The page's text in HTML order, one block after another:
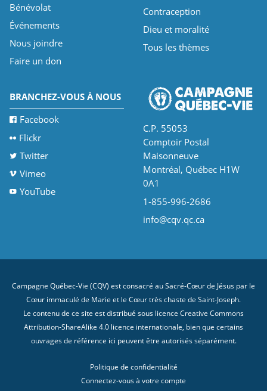
Bénévolat
Événements
Nous joindre
Faire un don
Contraception
Dieu et moralité
Tous les thèmes
BRANCHEZ-VOUS À NOUS
Facebook
Flickr
Twitter
Vimeo
YouTube
C.P. 55053
Comptoir Postal
Maisonneuve
Montréal, Québec H1W
0A1
1-855-996-2686
info@cqv.qc.ca
Campagne Québec-Vie (CQV) est consacré au Sacré-Cœur de Jésus par le
Cœur immaculé de Marie et le Cœur très chaste de Saint-Joseph.
Le contenu de ce site est distribué sous licence Creative Commons
Attribution-ShareAlike 4.0 licence internationale, bien que certains
ouvrages de référence ici peuvent être autorisés séparément.
Politique de confidentialité
Connectez-vous à votre compte